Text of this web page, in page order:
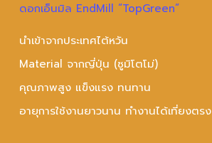
ดอกเอ็นมิล EndMill “TopGreen”
นำเข้าจากประเทศไต้หวัน
Material จากญี่ปุ่น (ซูมิโตโม่)
คุณภาพสูง แข็งแรง ทนทาน
อายุการใช้งานยาวนาน ทำงานได้เที่ยงตรง